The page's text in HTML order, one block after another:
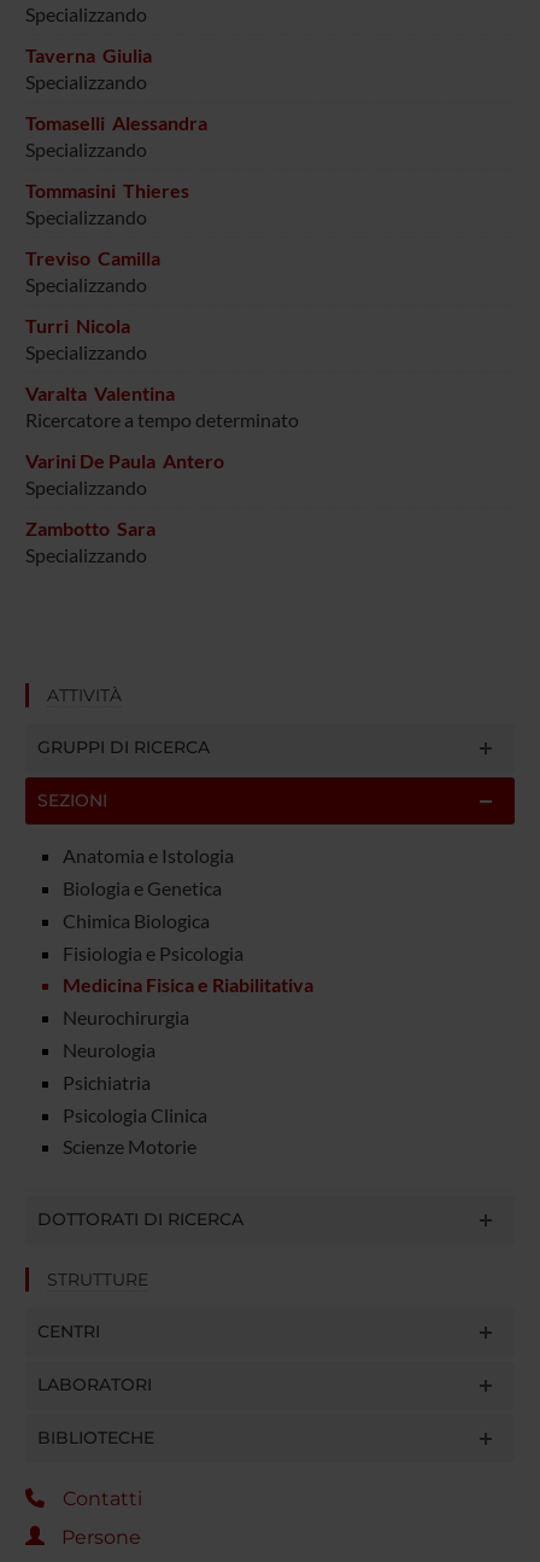
Specializzando
Taverna Giulia
Specializzando
Tomaselli Alessandra
Specializzando
Tommasini Thieres
Specializzando
Treviso Camilla
Specializzando
Turri Nicola
Specializzando
Varalta Valentina
Ricercatore a tempo determinato
Varini De Paula Antero
Specializzando
Zambotto Sara
Specializzando
ATTIVITÀ
GRUPPI DI RICERCA
SEZIONI
Anatomia e Istologia
Biologia e Genetica
Chimica Biologica
Fisiologia e Psicologia
Medicina Fisica e Riabilitativa
Neurochirurgia
Neurologia
Psichiatria
Psicologia Clinica
Scienze Motorie
DOTTORATI DI RICERCA
STRUTTURE
CENTRI
LABORATORI
BIBLIOTECHE
Contatti
Persone